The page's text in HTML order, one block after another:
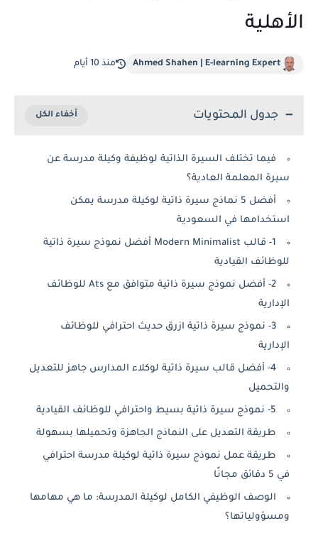
الأهلية
Ahmed Shahen | E-learning Expert منذ 10 أيام
جدول المحتويات
فيما تختلف السيرة الذاتية لوظيفة وكيلة مدرسة عن
سيرة المعلمة العادية؟
أفضل 5 نماذج سيرة ذاتية لوكيلة مدرسة يمكن
استخدامها في السعودية
1- قالب Modern Minimalist أفضل نموذج سيرة ذاتية
للوظائف القيادية
2- أفضل نموذج سيرة ذاتية متوافق مع Ats للوظائف
الإدارية
3- نموذج سيرة ذاتية ازرق حديث احترافي للوظائف
الإدارية
4- أفضل قالب سيرة ذاتية لوكلاء المدارس جاهز للتعديل
والتحميل
5- نموذج سيرة ذاتية بسيط واحترافي للوظائف القيادية
طريقة التعديل على النماذج الجاهزة وتحميلها بسهولة
طريقة عمل نموذج سيرة ذاتية لوكيلة مدرسة احترافي
في 5 دقائق مجانًا
الوصف الوظيفي الكامل لوكيلة المدرسة: ما هي مهامها
ومسؤولياتها؟